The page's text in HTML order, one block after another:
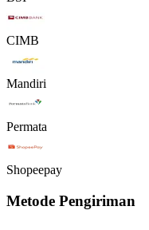
CIMB
Mandiri
Permata
Shopeepay
Metode Pengiriman